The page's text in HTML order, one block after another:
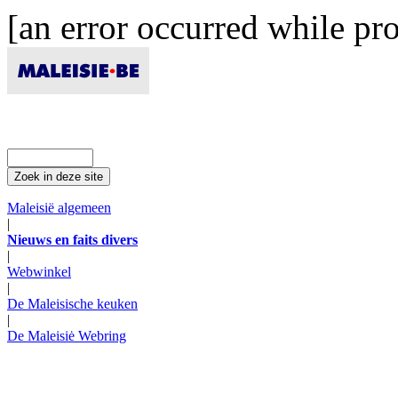
[an error occurred while
Maleisië algemeen
|
Nieuws en faits divers
|
Webwinkel
|
De Maleisische keuken
|
De Maleisiė Webring